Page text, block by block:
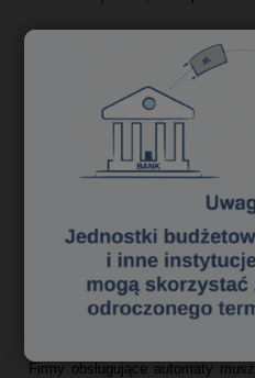
Zastosowanie sortera monet w
Sorter monetGlover CS‑500
Sklepy i supermarkety
Codzienne rozliczanie kas
Automatyczna liczarka pozwala
Stacje paliw
Duża liczba transakcji
kumuluje. Sorter monet
Firmy obsługujące automaty